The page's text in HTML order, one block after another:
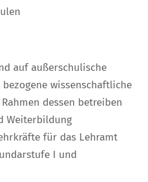
auf außerschulische
wissenschaftliche
dessen betreiben
Weiterbildung
für das Lehramt
I und